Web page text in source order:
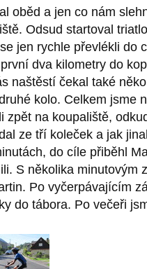
oběd a jen co nám
Odsud startoval
jen rychle převlékli do
dva kilometry do
naštěstí čekal také
kolo. Celkem jsme
zpět na koupaliště,
ze tří koleček a jak
do cíle přiběhl
S několika minutovým
Po vyčerpávajícím
do tábora. Po večeři